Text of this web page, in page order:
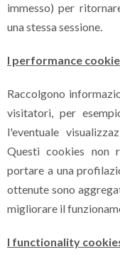
immesso) per
una stessa sessione.
I performance
Raccolgono
visitatori, per
l'eventuale
Questi cookies non
portare a una
ottenute sono
migliorare il
I functionality